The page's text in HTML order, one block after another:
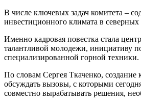
В числе ключевых задач комитета –
инвестиционного климата в северных
Именно кадровая повестка стала
талантливой молодежи, инициативу
специализированной горной техники.
По словам Сергея Ткаченко,
обсуждать вызовы, с которыми
совместно вырабатывать решения,